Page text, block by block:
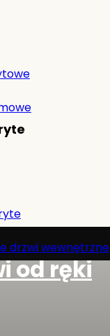
drzwi wewnętrzne
od ręki